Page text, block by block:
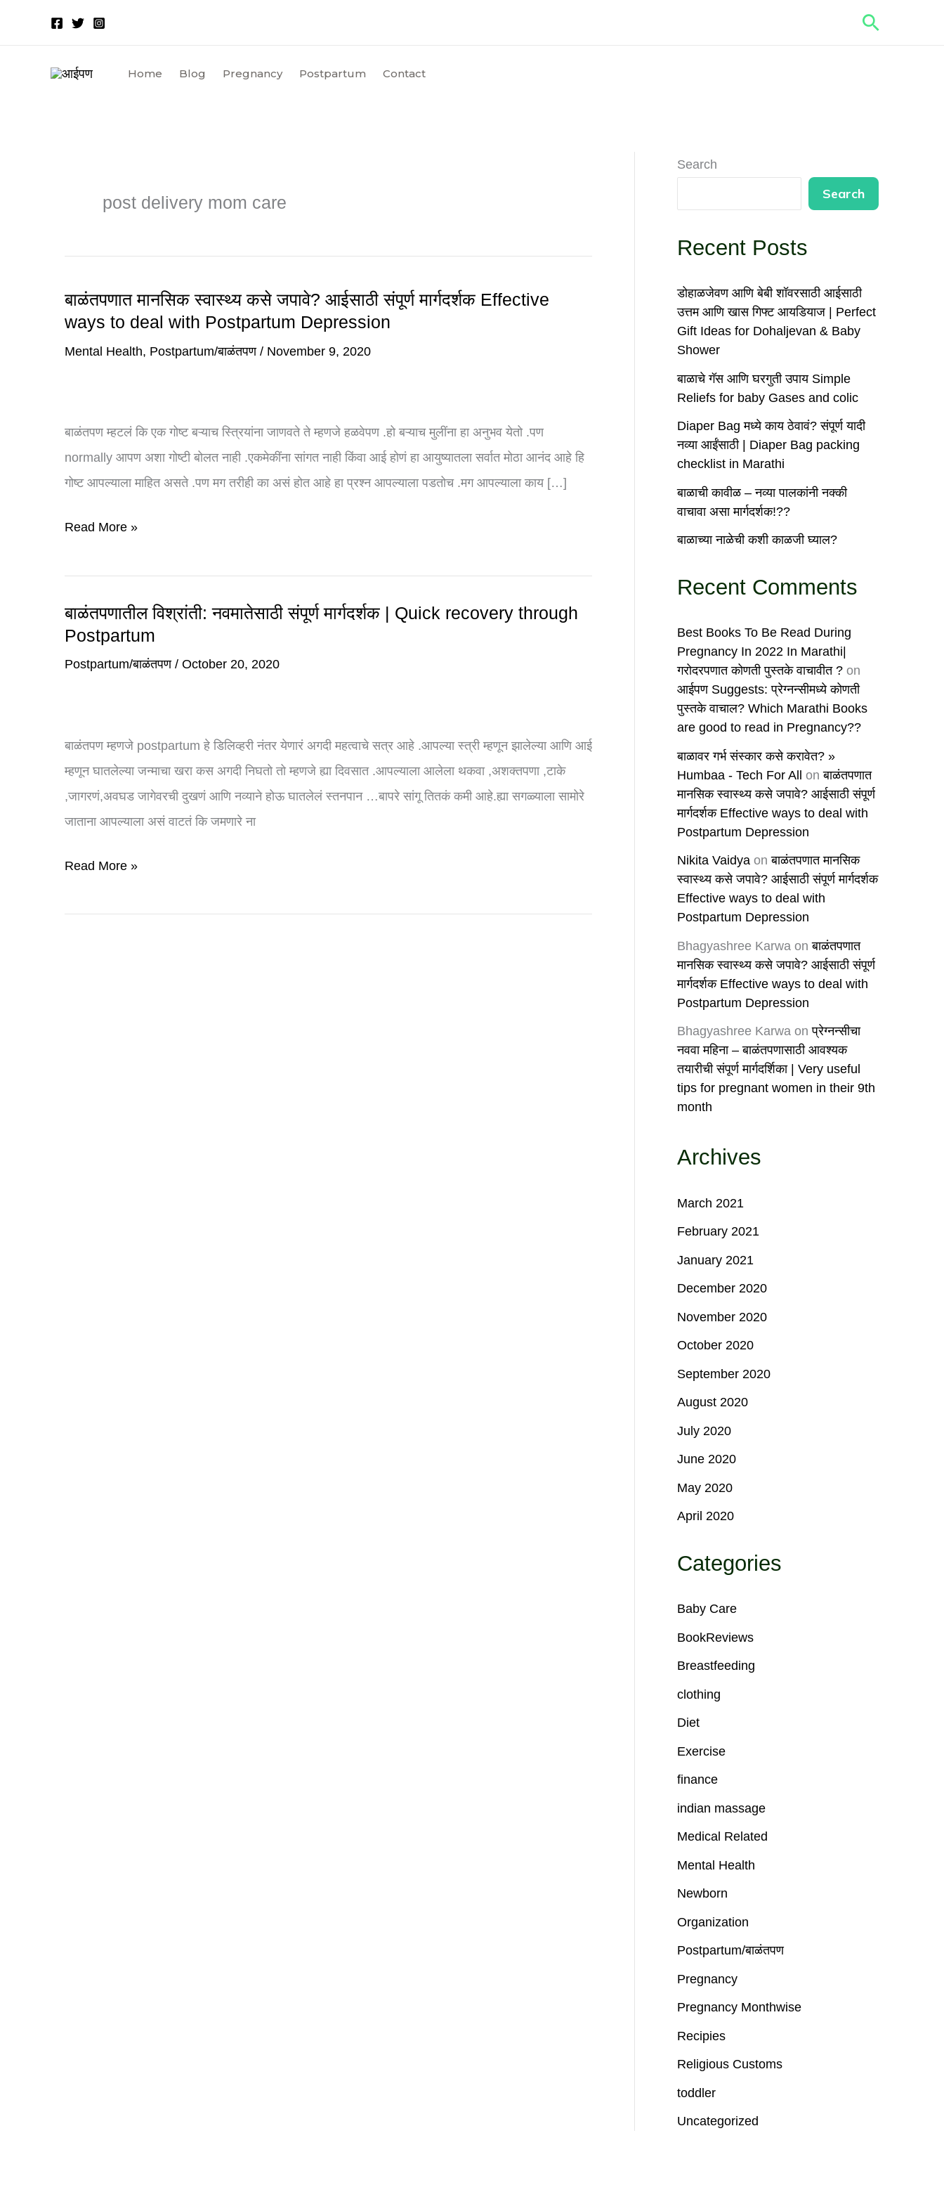
Search
Home Blog Pregnancy Postpartum Contact
post delivery mom care
बाळंतपणात मानसिक स्वास्थ्य कसे जपावे? आईसाठी संपूर्ण मार्गदर्शक Effective
ways to deal with Postpartum Depression
Mental Health, Postpartum/बाळंतपण/ November 9, 2020
बाळंतपण म्हटलं कि एक गोष्ट बऱ्याच स्त्रियांना जाणवते ते म्हणजे हळवेपण .हो बऱ्याच मुलींना हा अनुभव येतो .पण
normally आपण अशा गोष्टी बोलत नाही .एकमेकींना सांगत नाही किंवा आई होणं हा आयुष्यातला सर्वात मोठा आनंद आहे हि
गोष्ट आपल्याला माहित असते .पण मग तरीही का असं होत आहे हा प्रश्न आपल्याला पडतोच .मग आपल्याला काय […]
बाळंतपणात
मानसिक
स्वास्थ्य
आईसाठी
संपूर्ण
मार्गदर्शक
ways
deal
with
Postpartum
Read More »
बाळंतपणातील विश्रांती: नवमातेसाठी संपूर्ण मार्गदर्शक | Quick recovery through
Postpartum
Postpartum/बाळंतपण/ October 20, 2020
बाळंतपण म्हणजे postpartum हे डिलिव्हरी नंतर येणारं अगदी महत्वाचे सत्र आहे .आपल्या स्त्री म्हणून झालेल्या आणि आई
म्हणून घातलेल्या जन्माचा खरा कस अगदी निघतो तो म्हणजे ह्या दिवसात .आपल्याला आलेला थकवा ,अशक्तपणा ,टाके
,जागरणं,अवघड जागेवरची दुखणं आणि नव्याने होऊ घातलेलं स्तनपान …बापरे सांगू तितकं कमी आहे.ह्या सगळ्याला सामोरे
जाताना आपल्याला असं वाटतं कि जमणारे ना
बाळंतपणातील
विश्रांती:
नवमातेसाठी
|
Quick
recovery
through
Read More »
Search
Search
Recent Posts
डोहाळजेवण आणि बेबी शॉवरसाठी आईसाठी
उत्तम आणि खास गिफ्ट आयडियाज | Perfect
Gift Ideas for Dohaljevan & Baby
Shower
बाळाचे गॅस आणि घरगुती उपाय Simple
Reliefs for baby Gases and colic
Diaper Bag मध्ये काय ठेवावं? संपूर्ण यादी
नव्या आईंसाठी | Diaper Bag packing
checklist in Marathi
बाळाची कावीळ – नव्या पालकांनी नक्की
वाचावा असा मार्गदर्शक!??
बाळाच्या नाळेची कशी काळजी घ्याल?
Recent Comments
Best Books To Be Read During
Pregnancy In 2022 In Marathi|
गरोदरपणात कोणती पुस्तके वाचावीत ? on
आईपण Suggests: प्रेग्नन्सीमध्ये कोणती
पुस्तके वाचाल? Which Marathi Books
are good to read in Pregnancy??
बाळावर गर्भ संस्कार कसे करावेत? »
Humbaa - Tech For All onबाळंतपणात
मानसिक स्वास्थ्य कसे जपावे? आईसाठी संपूर्ण
मार्गदर्शक Effective ways to deal with
Postpartum Depression
Nikita Vaidya onबाळंतपणात मानसिक
स्वास्थ्य कसे जपावे? आईसाठी संपूर्ण मार्गदर्शक
Effective ways to deal with
Postpartum Depression
Bhagyashree Karwa onबाळंतपणात
मानसिक स्वास्थ्य कसे जपावे? आईसाठी संपूर्ण
मार्गदर्शक Effective ways to deal with
Postpartum Depression
Bhagyashree Karwa onप्रेग्नन्सीचा
नववा महिना – बाळंतपणासाठी आवश्यक
तयारीची संपूर्ण मार्गदर्शिका | Very useful
tips for pregnant women in their 9th
month
Archives
March 2021
February 2021
January 2021
December 2020
November 2020
October 2020
September 2020
August 2020
July 2020
June 2020
May 2020
April 2020
Categories
Baby Care
BookReviews
Breastfeeding
clothing
Diet
Exercise
finance
indian massage
Medical Related
Mental Health
Newborn
Organization
Postpartum/बाळंतपण
Pregnancy
Pregnancy Monthwise
Recipies
Religious Customs
toddler
Uncategorized